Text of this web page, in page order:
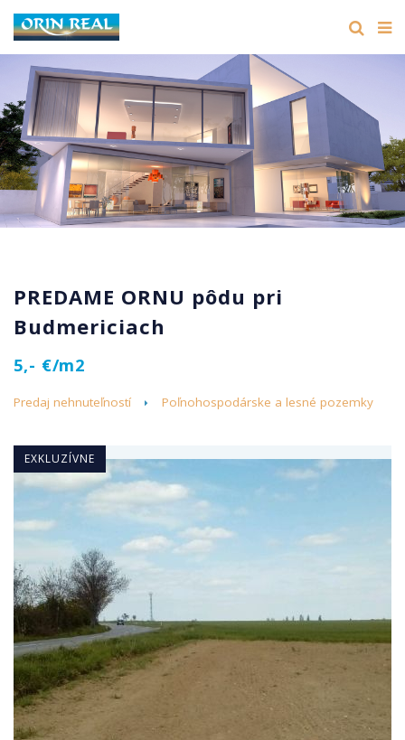
PREDAME ORNU pôdu pri
Budmericiach
5,- €/m2
Predaj nehnuteľností Poľnohospodárske a lesné pozemky
EXKLUZÍVNE